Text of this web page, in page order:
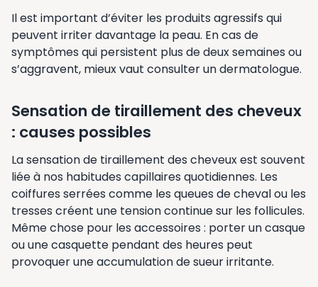
Il est important d’éviter les produits agressifs qui
peuvent irriter davantage la peau. En cas de
symptômes qui persistent plus de deux semaines ou
s’aggravent, mieux vaut consulter un dermatologue.
Sensation de tiraillement des cheveux
: causes possibles
La sensation de tiraillement des cheveux est souvent
liée à nos habitudes capillaires quotidiennes. Les
coiffures serrées comme les queues de cheval ou les
tresses créent une tension continue sur les follicules.
Même chose pour les accessoires : porter un casque
ou une casquette pendant des heures peut
provoquer une accumulation de sueur irritante.